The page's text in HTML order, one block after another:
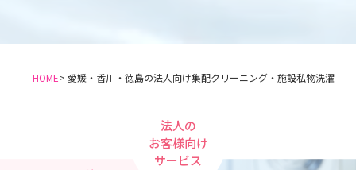
HOME> 愛媛・香川・徳島の法人向け集配クリーニング・施設私物洗濯
法人の
お客様向け
サービス